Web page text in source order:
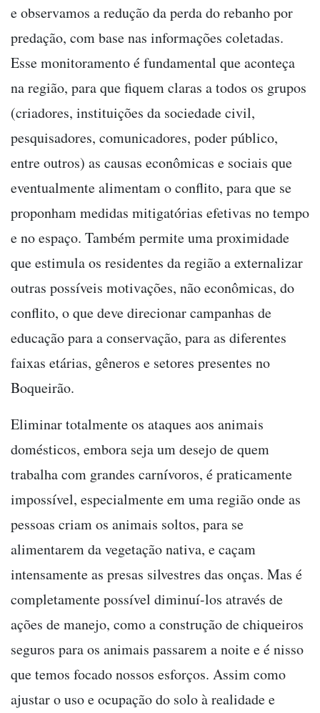
e observamos a redução da perda do rebanho por
predação, com base nas informações coletadas.
Esse monitoramento é fundamental que aconteça
na região, para que fiquem claras a todos os grupos
(criadores, instituições da sociedade civil,
pesquisadores, comunicadores, poder público,
entre outros) as causas econômicas e sociais que
eventualmente alimentam o conflito, para que se
proponham medidas mitigatórias efetivas no tempo
e no espaço. Também permite uma proximidade
que estimula os residentes da região a externalizar
outras possíveis motivações, não econômicas, do
conflito, o que deve direcionar campanhas de
educação para a conservação, para as diferentes
faixas etárias, gêneros e setores presentes no
Boqueirão.
Eliminar totalmente os ataques aos animais
domésticos, embora seja um desejo de quem
trabalha com grandes carnívoros, é praticamente
impossível, especialmente em uma região onde as
pessoas criam os animais soltos, para se
alimentarem da vegetação nativa, e caçam
intensamente as presas silvestres das onças. Mas é
completamente possível diminuí-los através de
ações de manejo, como a construção de chiqueiros
seguros para os animais passarem a noite e é nisso
que temos focado nossos esforços. Assim como
ajustar o uso e ocupação do solo à realidade e